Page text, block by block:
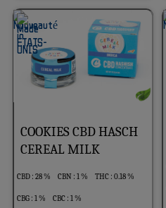
COOKIES CBD HASCH
CEREAL MILK
CBD : 28 % CBN : 1 % THC : 0.18 %
CBG : 1 % CBC : 1 %